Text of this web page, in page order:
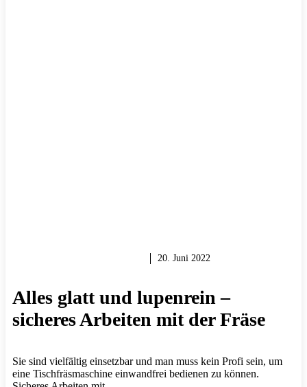
20. Juni 2022
Alles glatt und lupenrein –
sicheres Arbeiten mit der Fräse
Sie sind vielfältig einsetzbar und man muss kein Profi sein, um
eine Tischfräsmaschine einwandfrei bedienen zu können.